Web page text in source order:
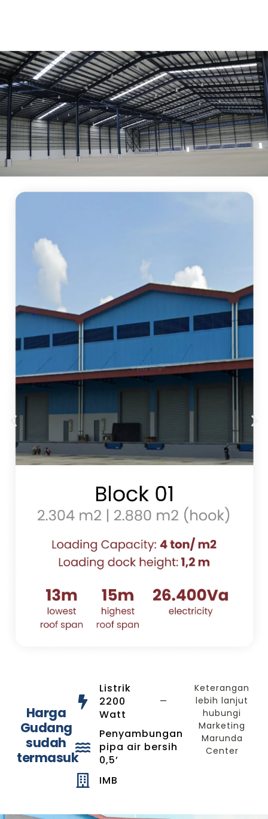
Harga
Gudang
sudah
termasuk
Listrik
2200
Watt
Penyambungan
pipa air bersih
0,5’
IMB
Keterangan
lebih lanjut
hubungi
Marketing
Marunda
Center